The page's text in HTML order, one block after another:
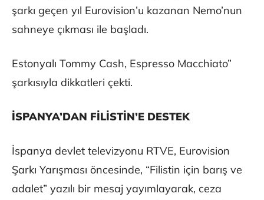
şarkı geçen yıl Eurovision’u kazanan Nemo’nun
sahneye çıkması ile başladı.
Estonyalı Tommy Cash, Espresso Macchiato”
şarkısıyla dikkatleri çekti.
İSPANYA’DAN FİLİSTİN’E DESTEK
İspanya devlet televizyonu RTVE, Eurovision
Şarkı Yarışması öncesinde, “Filistin için barış ve
adalet” yazılı bir mesaj yayımlayarak, ceza